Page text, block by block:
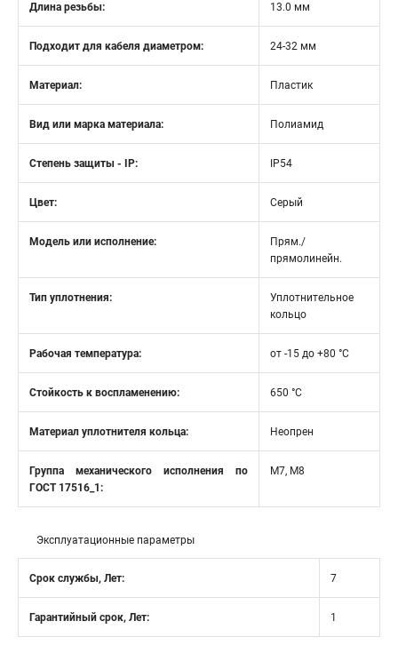
Длина резьбы: 13.0 мм
Подходит для кабеля диаметром: 24-32 мм
Материал: Пластик
Вид или марка материала: Полиамид
Степень защиты - IP: IP54
Цвет: Серый
Модель или исполнение:
Прям./
прямолинейн.
Тип уплотнения:
Уплотнительное
кольцо
Рабочая температура: от -15 до +80 °C
Стойкость к воспламенению: 650 °C
Материал уплотнителя кольца: Неопрен
Группа механического исполнения по
ГОСТ 17516_1:
М7, М8
Эксплуатационные параметры
Срок службы, Лет: 7
Гарантийный срок, Лет: 1